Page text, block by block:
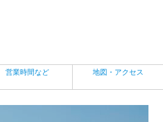
営業時間など 地図・アクセス